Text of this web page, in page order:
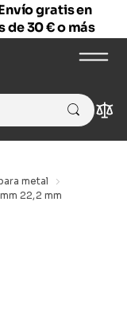
gratis en
de 30 € o más
metal
22,2 mm